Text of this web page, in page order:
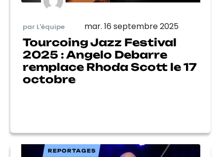
par L'équipe mar. 16 septembre 2025
Tourcoing Jazz Festival
2025 : Angelo Debarre
remplace Rhoda Scott le 17
octobre
REPORTAGES